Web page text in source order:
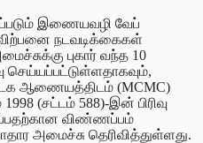
இணையவழி வேப்
நடவடிக்கைகள்
புகார் வந்த 10
ஆணையத்திடம் (MCMC)
(சட்டம் 588)-இன் பிரிவு
விண்ணப்பம்
அமைச்சு தெரிவித்துள்ளது.